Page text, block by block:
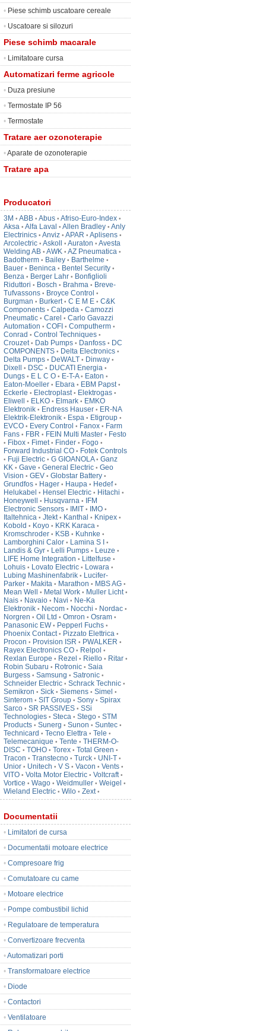
• Piese schimb uscatoare cereale
• Uscatoare si silozuri
Piese schimb macarale
• Limitatoare cursa
Automatizari ferme agricole
• Duza presiune
• Termostate IP 56
• Termostate
Tratare aer ozonoterapie
•Aparate de ozonoterapie
Tratare apa
Producatori
3M • ABB • Abus • Afriso-Euro-Index •
Aksa • Alfa Laval • Allen Bradley • Anly
Electrinics • Anviz • APAR • Aplisens •
Arcolectric • Askoll • Auraton • Avesta
Welding AB • AWK • AZ Pneumatica •
Badotherm • Bailey • Barthelme •
Bauer • Beninca • Bentel Security •
Benza • Berger Lahr • Bonfiglioli
Riduttori • Bosch • Brahma • Breve-
Tufvassons • Broyce Control •
Burgman • Burkert • C E M E • C&K
Components • Calpeda • Camozzi
Pneumatic • Carel • Carlo Gavazzi
Automation • COFI • Computherm •
Conrad • Control Techniques •
Crouzet • Dab Pumps • Danfoss • DC
COMPONENTS • Delta Electronics •
Delta Pumps • DeWALT • Dinway •
Dixell • DSC • DUCATI Energia •
Dungs • E L C O • E-T-A • Eaton •
Eaton-Moeller • Ebara • EBM Papst •
Eckerle • Electroplast • Elektrogas •
Eliwell • ELKO • Elmark • EMKO
Elektronik • Endress Hauser • ER-NA
Elektrik-Elektronik • Espa • Etigroup •
EVCO • Every Control • Fanox • Farm
Fans • FBR • FEIN Multi Master • Festo
• Fibox • Fimet • Finder • Fogo •
Forward Industrial CO • Fotek Controls
• Fuji Electric • G GIOANOLA • Ganz
KK • Gave • General Electric • Geo
Vision • GEV • Globstar Battery •
Grundfos • Hager • Haupa • Hedef •
Helukabel • Hensel Electric • Hitachi •
Honeywell • Husqvarna •
IFM
Electronic Sensors • IMIT • IMO •
Italtehnica • Jtekt • Kanthal • Knipex •
Kobold • Koyo • KRK Karaca •
Kromschroder • KSB • Kuhnke •
Lamborghini Calor • Lamina S I •
Landis & Gyr • Lelli Pumps • Leuze •
LIFE Home Integration • Littelfuse •
Lohuis • Lovato Electric • Lowara •
Lubing Mashinenfabrik • Lucifer-
Parker • Makita • Marathon • MBS AG •
Mean Well • Metal Work • Muller Licht •
Nais • Navaio • Navi • Ne-Ka
Elektronik • Necom • Nocchi • Nordac •
Norgren • Oil Ltd • Omron • Osram •
Panasonic EW • Pepperl Fuchs •
Phoenix Contact • Pizzato Elettrica •
Procon • Provision ISR • PWALKER •
Rayex Electronics CO • Relpol •
Rexlan Europe • Rezel • Riello • Ritar •
Robin Subaru • Rotronic • Saia
Burgess • Samsung • Satronic •
Schneider Electric • Schrack Technic •
Semikron • Sick • Siemens • Simel •
Sinterom • SIT Group • Sony • Spirax
Sarco • SR PASSIVES • SSi
Technologies • Steca • Stego • STM
Products • Sunerg • Sunon • Suntec •
Technicard • Tecno Elettra • Tele •
Telemecanique • Tente • THERM-O-
DISC • TOHO • Torex • Total Green •
Tracon • Transtecno • Turck • UNI-T •
Unior • Unitech • V S • Vacon • Vents •
VITO • Volta Motor Electric • Voltcraft •
Vortice • Wago • Weidmuller • Weigel •
Wieland Electric • Wilo • Zext •
Documentatii
• Limitatori de cursa
• Documentatii motoare electrice
• Compresoare frig
• Comutatoare cu came
• Motoare electrice
• Pompe combustibil lichid
• Regulatoare de temperatura
• Convertizoare frecventa
•Automatizari porti
• Transformatoare electrice
• Diode
• Contactori
• Ventilatoare